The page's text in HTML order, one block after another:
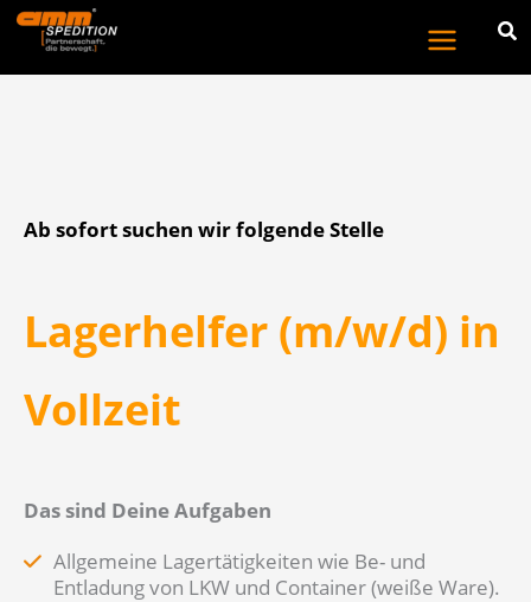
Zum
Inhalt
Ab sofort suchen wir folgende Stelle
Lagerhelfer (m/w/d) in
Vollzeit
Das sind Deine Aufgaben
Allgemeine Lagertätigkeiten wie Be- und
Entladung von LKW und Container (weiße Ware).